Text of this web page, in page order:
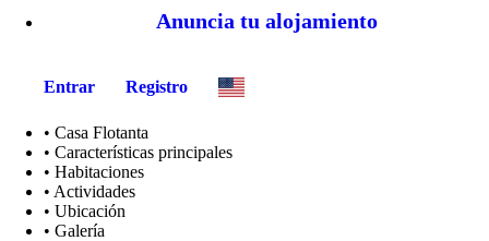
Anuncia tu alojamiento
Entrar Registro
• Casa Flotanta
• Características principales
• Habitaciones
• Actividades
• Ubicación
• Galería